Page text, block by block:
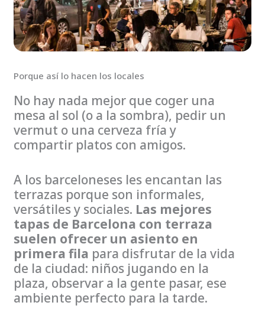
Porque así lo hacen los locales
No hay nada mejor que coger una
mesa al sol (o a la sombra), pedir un
vermut o una cerveza fría y
compartir platos con amigos.
A los barceloneses les encantan las
terrazas porque son informales,
versátiles y sociales. Las mejores
tapas de Barcelona con terraza
suelen ofrecer un asiento en
primera fila para disfrutar de la vida
de la ciudad: niños jugando en la
plaza, observar a la gente pasar, ese
ambiente perfecto para la tarde.